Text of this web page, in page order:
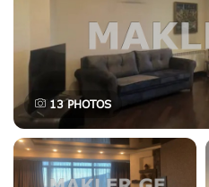
13PHOTOS